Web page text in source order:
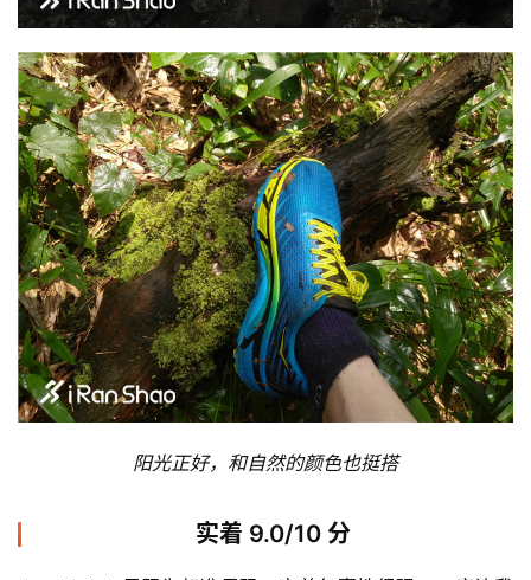
阳光正好，和自然的颜色也挺搭
实着 9.0/10 分